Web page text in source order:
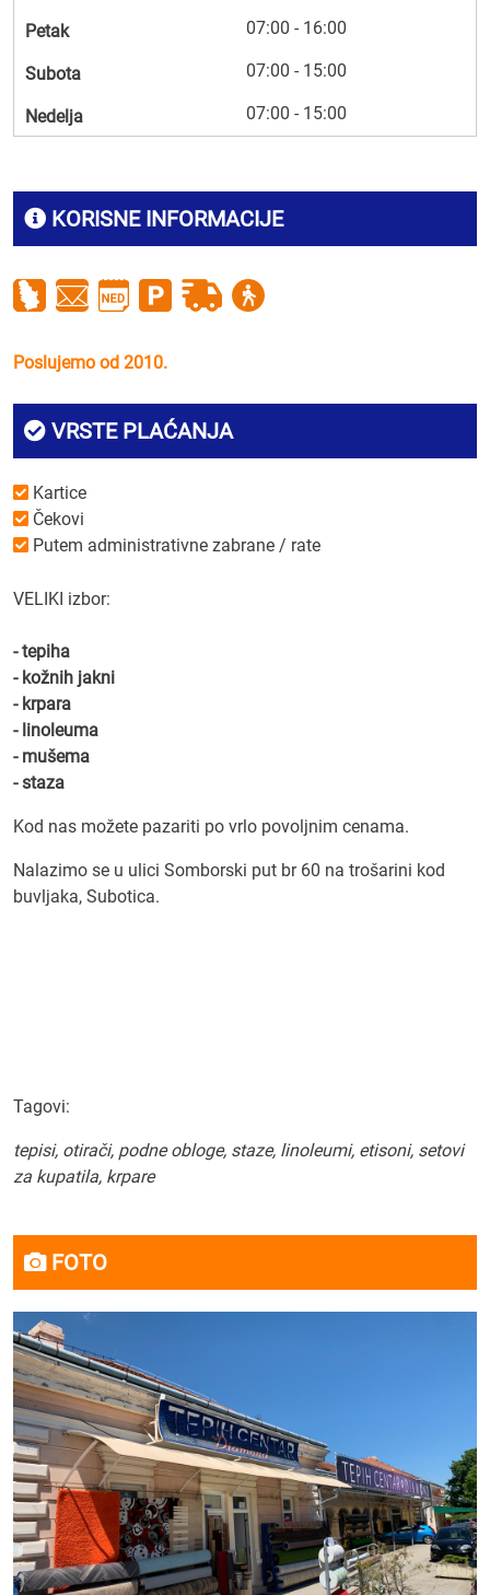
KORISNE INFORMACIJE
Poslujemo od 2010.
VRSTE PLAĆANJA
Kartice
Čekovi
Putem administrativne zabrane / rate
VELIKI izbor:
- tepiha
- kožnih jakni
- krpara
- linoleuma
- mušema
- staza
Kod nas možete pazariti po vrlo povoljnim cenama.
Nalazimo se u ulici Somborski put br 60 na trošarini kod
buvljaka, Subotica.
Tagovi:
tepisi, otirači, podne obloge, staze, linoleumi, etisoni, setovi
za kupatila, krpare
FOTO
Petak 07:00 - 16:00
Subota 07:00 - 15:00
Nedelja 07:00 - 15:00